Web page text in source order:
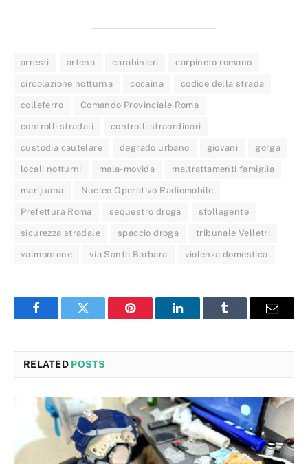
arresti artena carabinieri carpineto romano
circolazione notturna cocaina codice della strada
colleferro Comando Provinciale Roma
controlli stradali controlli straordinari
custodia cautelare degrado urbano giovani gorga
locali notturni mala-movida maltrattamenti famiglia
marijuana Nucleo Operativo Radiomobile
Prefettura Roma sequestro droga sfollagente
sicurezza stradale spaccio droga tribunale Velletri
valmontone via Santa Barbara violenza domestica
FacebookTwitter Pinterest LinkedInTumblr Email
RELATED POSTS